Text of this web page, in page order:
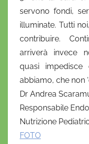
servono fondi,
illuminate. Tutti
contribuire.
arriverà invece
quasi
abbiamo, che non
Dr Andrea
Responsabile
Nutrizione
FOTO